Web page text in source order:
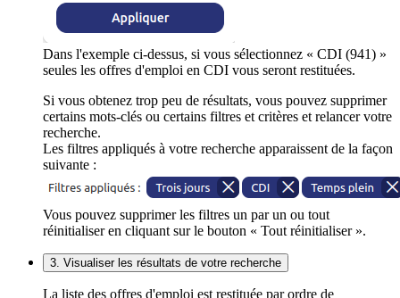
Dans l'exemple ci-dessus, si vous sélectionnez « CDI (941) »
seules les offres d'emploi en CDI vous seront restituées.
Si vous obtenez trop peu de résultats, vous pouvez supprimer
certains mots-clés ou certains filtres et critères et relancer votre
recherche.
Les filtres appliqués à votre recherche apparaissent de la façon
suivante :
Vous pouvez supprimer les filtres un par un ou tout
réinitialiser en cliquant sur le bouton « Tout réinitialiser ».
3. Visualiser les résultats de votre recherche
La liste des offres d'emploi est restituée par ordre de